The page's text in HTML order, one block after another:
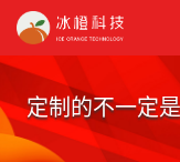
定制的不一定